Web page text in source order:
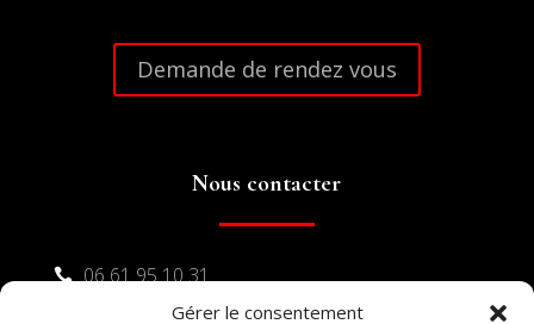
Gérer le consentement
Demande de rendez vous
Nous contacter
 06 61 95 10 31